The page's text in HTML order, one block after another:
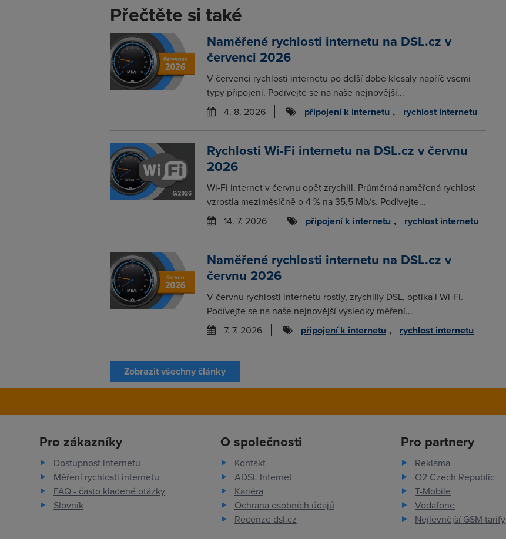
Přečtěte si také
Naměřené rychlosti internetu na DSL.cz v
červenci 2026
V červenci rychlosti internetu po delší době klesaly napříč všemi
typy připojení. Podívejte se na naše nejnovější...
4. 8. 2026
připojení k internetu , rychlost internetu
Rychlosti Wi-Fi internetu na DSL.cz v červnu
2026
Wi-Fi internet v červnu opět zrychlil. Průměrná naměřená rychlost
vzrostla meziměsíčně o 4 % na 35,5 Mb/s. Podívejte...
14. 7. 2026
připojení k internetu , rychlost internetu
Naměřené rychlosti internetu na DSL.cz v
červnu 2026
V červnu rychlosti internetu rostly, zrychlily DSL, optika i Wi-Fi.
Podívejte se na naše nejnovější výsledky měření...
7. 7. 2026
připojení k internetu , rychlost internetu
Zobrazit všechny články
Pro zákazníky
Dostupnost internetu
Měření rychlosti internetu
FAQ - často kladené otázky
Slovník
O společnosti
Kontakt
ADSL Internet
Kariéra
Ochrana osobních údajů
Recenze dsl.cz
Pro partnery
Reklama
O2 Czech Republic
T-Mobile
Vodafone
Nejlevnější GSM tarify